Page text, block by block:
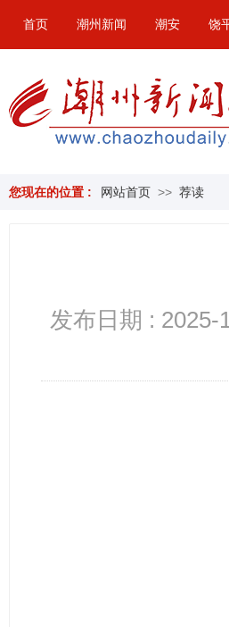
首页 潮州新闻 潮安 饶
您现在的位置 : 网站首页 >> 荐读
发布日期 : 2025-